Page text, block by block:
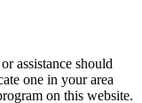
assistance should
one in your area
on this website.